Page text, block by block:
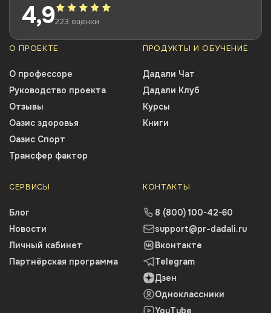
4,9223 оценки
О ПРОЕКТЕ
О профессоре
Руководство проекта
Отзывы
Оазис здоровья
Оазис Спорт
Трансфер фактор
ПРОДУКТЫ И ОБУЧЕНИЕ
Дадали Чат
Дадали Клуб
Курсы
Книги
СЕРВИСЫ
Блог
Новости
Личный кабинет
Партнёрская программа
КОНТАКТЫ
8 (800) 100-42-60
support@pr-dadali.ru
Вконтакте
Telegram
Дзен
Одноклассники
YouTube